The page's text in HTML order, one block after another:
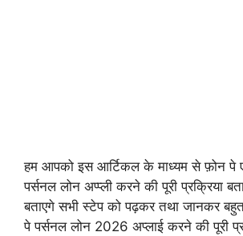
हम आपको इस आर्टिकल के माध्यम से फ़ोन पे
पर्सनल लोन अप्प्ली करने की पूरी प्रक्रिया
बताएगे सभी स्टेप को पढ़कर तथा जानकर
पे पर्सनल लोन 2026 अप्लाई करने की पूरी